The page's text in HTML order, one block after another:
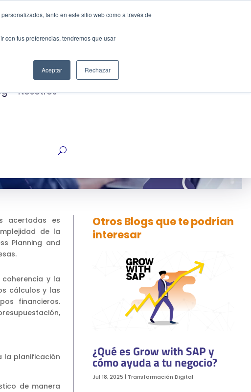
tanto en este sitio web como a través de
con tus preferencias, tendremos que usar
Aceptar Rechazar
Nosotros
Cotiza ahora
acertadas es
de la
Planning and
y la
cálculos y las
financieros.
la planificación
de manera
Otros Blogs que te podrían
interesar
¿Qué es Grow with SAP y
cómo ayuda a tu negocio?
Jul 18, 2025 | Transformación Digital